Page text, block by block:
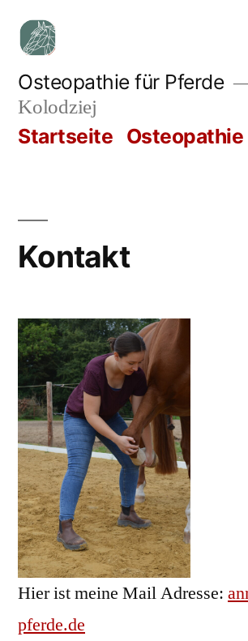
Zum
Inhalt
springen
Osteopathie für Pferde
Kolodziej
Startseite Osteopathie
Kontakt
Hier ist meine Mail Adresse:
pferde.de